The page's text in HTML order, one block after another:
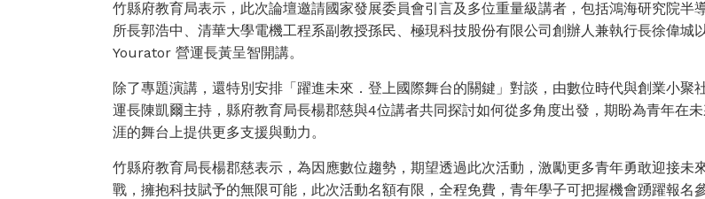
竹縣府教育局表示，此次論壇邀請國家發展委員會引言及多位重量級講者，包括鴻海研究院半
所長郭浩中、清華大學電機工程系副教授孫民、極現科技股份有限公司創辦人兼執行長徐偉城
Yourator 營運長黃呈智開講。
除了專題演講，還特別安排「躍進未來．登上國際舞台的關鍵」對談，由數位時代與創業小聚
運長陳凱爾主持，縣府教育局長楊郡慈與4位講者共同探討如何從多角度出發，期盼為青年在
涯的舞台上提供更多支援與動力。
竹縣府教育局長楊郡慈表示，為因應數位趨勢，期望透過此次活動，激勵更多青年勇敢迎接未
戰，擁抱科技賦予的無限可能，此次活動名額有限，全程免費，青年學子可把握機會踴躍報名